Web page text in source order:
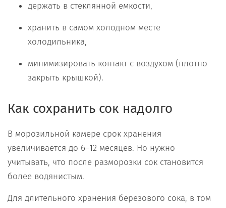
держать в стеклянной емкости,
хранить в самом холодном месте
холодильника,
минимизировать контакт с воздухом (плотно
закрыть крышкой).
Как сохранить сок надолго
В морозильной камере срок хранения
увеличивается до 6–12 месяцев. Но нужно
учитывать, что после разморозки сок становится
более водянистым.
Для длительного хранения березового сока, в том